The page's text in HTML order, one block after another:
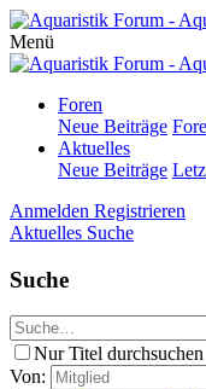
Menü
Foren
Neue Beiträge
Aktuelles
Neue Beiträge
Anmelden Registrieren
Aktuelles Suche
Suche
Nur Titel durchsuchen
Von: